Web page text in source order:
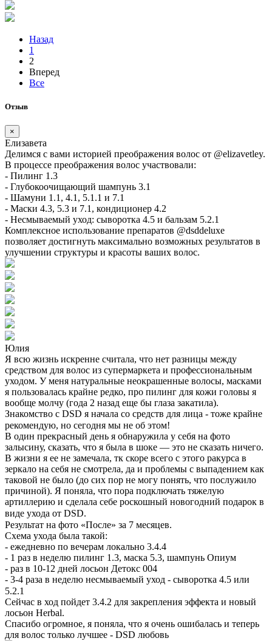
Назад
1
2
Вперед
Все
Отзыв
×
Елизавета
Делимся с вами историей преображения волос от @elizavetley.
В процессе преображения волос участвовали:
- Пилинг 1.3
- Глубокоочищающий шампунь 3.1
- Шамуни 1.1, 4.1, 5.1.1 и 7.1
- Маски 4.3, 5.3 и 7.1, кондиционер 4.2
- Несмываемый уход: сыворотка 4.5 и бальзам 5.2.1
Комплексное использование препаратов @dsddeluxe
позволяет достигнуть максимально возможных результатов в
улучшении структуры и красоты ваших волос.
Юлия
Я всю жизнь искренне считала, что нет разницы между
средством для волос из супермаркета и профессиональным
уходом. У меня натуральные неокрашенные волосы, масками
я пользовалась крайне редко, про пилинг для кожи головы я
вообще молчу (года 2 назад еще бы глаза закатила).
Знакомство с DSD я начала со средств для лица - тоже крайне
рекомендую, но сегодня мы не об этом!⠀
В один прекрасный день я обнаружила у себя на фото
залысину, сказать, что я была в шоке — это не сказать ничего.
В жизни я ее не замечала, тк скоре всего с этого ракурса в
зеркало на себя не смотрела, да и проблемы с выпадением как
таковой не было (до сих пор не могу понять, что послужило
причиной). Я поняла, что пора подключать тяжелую
артиллерию и сделала себе роскошный новогодний подарок в
виде ухода от DSD.⠀
Результат на фото «После» за 7 месяцев.⠀
Схема ухода была такой:
- ежедневно по вечерам локально 3.4.4
- 1 раз в неделю пилинг 1.3, маска 5.3, шампунь Опиум
- раз в 10-12 дней лосьон Детокс 004
- 3-4 раза в неделю несмываемый уход - сыворотка 4.5 или
5.2.1⠀
Сейчас в ход пойдет 3.4.2 для закрепления эффекта и новый
лосьон Herbal.
Спасибо огромное, я поняла, что я очень ошибалась и теперь
для волос только лучшее - DSD любовь